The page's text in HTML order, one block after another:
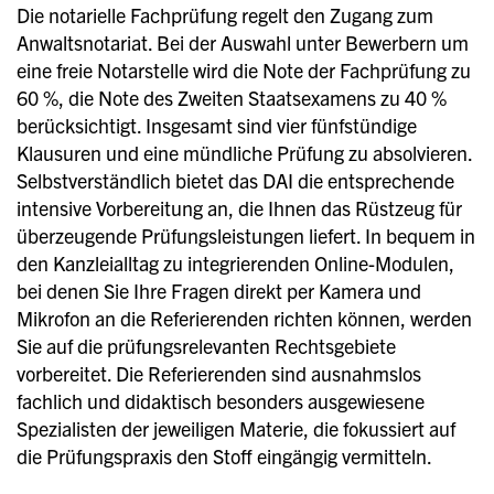
Die notarielle Fachprüfung regelt den Zugang zum
Anwaltsnotariat. Bei der Auswahl unter Bewerbern um
eine freie Notarstelle wird die Note der Fachprüfung zu
60 %, die Note des Zweiten Staatsexamens zu 40 %
berücksichtigt. Insgesamt sind vier fünfstündige
Klausuren und eine mündliche Prüfung zu absolvieren.
Selbstverständlich bietet das DAI die entsprechende
intensive Vorbereitung an, die Ihnen das Rüstzeug für
überzeugende Prüfungsleistungen liefert. In bequem in
den Kanzleialltag zu integrierenden Online-Modulen,
bei denen Sie Ihre Fragen direkt per Kamera und
Mikrofon an die Referierenden richten können, werden
Sie auf die prüfungsrelevanten Rechtsgebiete
vorbereitet. Die Referierenden sind ausnahmslos
fachlich und didaktisch besonders ausgewiesene
Spezialisten der jeweiligen Materie, die fokussiert auf
die Prüfungspraxis den Stoff eingängig vermitteln.